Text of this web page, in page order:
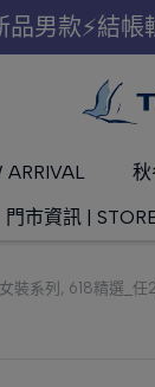
品男款⚡結
ARRIVAL 秋
門市資訊 |
女裝系列 , 618精選_任